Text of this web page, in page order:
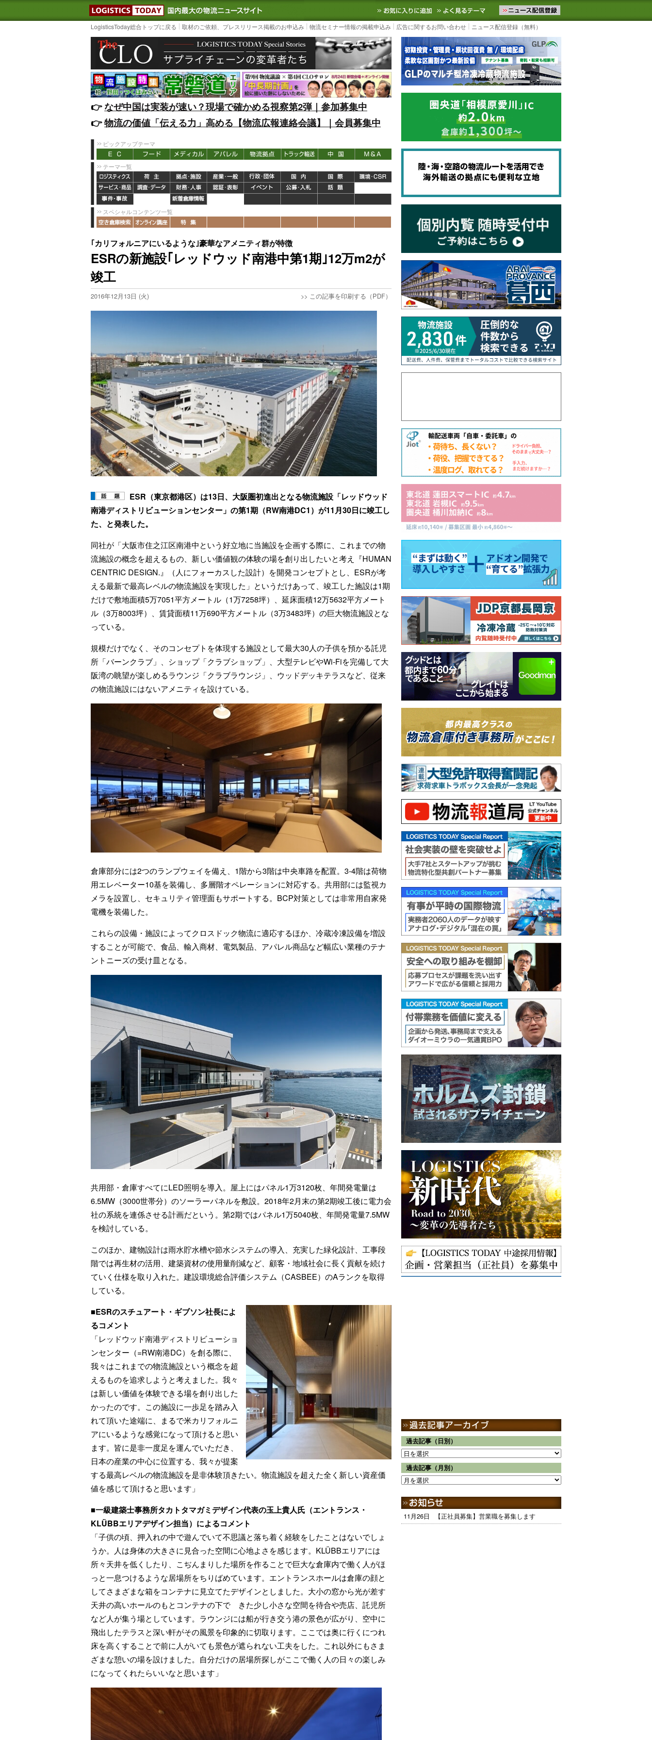
LOGISTICS TODAY｜国内最大の物流ニュースサイト3PL, SCMなど国内外の最新の物流ニュースをお届けします。物流ニュースメール配信を登録す
お気に入りに追加 よく見るテーマ
LogisticsToday総合トップに戻る 取材のご依頼、プレスリリース掲載のお申込み 物流セミナー情報の掲載申込み 広告に関するお問い合わせ ニュース配信登録（無料）
👉️なぜ中国は実装が速い？現場で確かめる視察第2弾｜参加募集中
👉️物流の価値「伝える力」高める【物流広報連絡会議】｜会員募集中
ピックアップテーマ
テーマ一覧
スペシャルコンテンツ一覧
｢カリフォルニアにいるような｣豪華なアメニティ群が特徴
ESRの新施設｢レッドウッド南港中第1期｣12万m2が
竣工
2016年12月13日 (火) >> この記事を印刷する（PDF）
ESR（東京都港区）は13日、大阪圏初進出となる物流施設「レッドウッド
南港ディストリビューションセンター」の第1期（RW南港DC1）が11月30日に竣工し
た、と発表した。
同社が「大阪市住之江区南港中という好立地に当施設を企画する際に、これまでの物
流施設の概念を超えるもの、新しい価値観の体験の場を創り出したいと考え『HUMAN
CENTRIC DESIGN.』（人にフォーカスした設計）を開発コンセプトとし、ESRが考
える最新で最高レベルの物流施設を実現した」というだけあって、竣工した施設は1期
だけで敷地面積5万7051平方メートル（1万7258坪）、延床面積12万5632平方メート
ル（3万8003坪）、賃貸面積11万690平方メートル（3万3483坪）の巨大物流施設とな
っている。
規模だけでなく、そのコンセプトを体現する施設として最大30人の子供を預かる託児
所「バーンクラブ」、ショップ「クラブショップ」、大型テレビやWi-Fiを完備して大
阪湾の眺望が楽しめるラウンジ「クラブラウンジ」、ウッドデッキテラスなど、従来
の物流施設にはないアメニティを設けている。
倉庫部分には2つのランプウェイを備え、1階から3階は中央車路を配置。3-4階は荷物
用エレベーター10基を装備し、多層階オペレーションに対応する。共用部には監視カ
メラを設置し、セキュリティ管理面もサポートする。BCP対策としては非常用自家発
電機を装備した。
これらの設備・施設によってクロスドック物流に適応するほか、冷蔵冷凍設備を増設
することが可能で、食品、輸入商材、電気製品、アパレル商品など幅広い業種のテナ
ントニーズの受け皿となる。
共用部・倉庫すべてにLED照明を導入。屋上にはパネル1万3120枚、年間発電量は
6.5MW（3000世帯分）のソーラーパネルを敷設。2018年2月末の第2期竣工後に電力会
社の系統を連係させる計画だという。第2期ではパネル1万5040枚、年間発電量7.5MW
を検討している。
このほか、建物設計は雨水貯水槽や節水システムの導入、充実した緑化設計、工事段
階では再生材の活用、建築資材の使用量削減など、顧客・地域社会に⻑く貢献を続け
ていく仕様を取り入れた。建設環境総合評価システム（CASBEE）のAランクを取得
している。
■ESRのスチュアート・ギブソン社長によ
るコメント
「レッドウッド南港ディストリビューショ
ンセンター（=RW南港DC）を創る際に、
我々はこれまでの物流施設という概念を超
えるものを追求しようと考えました。我々
は新しい価値を体験できる場を創り出した
かったのです。この施設に一歩足を踏み入
れて頂いた途端に、まるで米カリフォルニ
アにいるような感覚になって頂けると思い
ます。皆に是非一度足を運んでいただき、
日本の産業の中心に位置する、我々が提案
する最高レベルの物流施設を是非体験頂きたい。物流施設を超えた全く新しい資産価
値を感じて頂けると思います」
■一級建築士事務所タカトタマガミデザイン代表の玉上貴人氏（エントランス・
KLÜBBエリアデザイン担当）によるコメント
「子供の頃、押入れの中で遊んでいて不思議と落ち着く経験をしたことはないでしょ
うか。人は身体の大きさに見合った空間に心地よさを感じます。KLÜBBエリアには
所々天井を低くしたり、こぢんまりした場所を作ることで巨大な倉庫内で働く人がほ
っと一息つけるような居場所をちりばめています。エントランスホールは倉庫の顔と
してさまざまな箱をコンテナに見立てたデザインとしました。大小の窓から光が差す
天井の高いホールのもとコンテナの下で゙きた少し小さな空間を待合や売店、託児所
など人が集う場としています。ラウンジには船が行き交う港の景色が広がり、空中に
飛出したテラスと深い軒がその風景を印象的に切取ります。ここでは奥に行くにつれ
床を高くすることで前に人がいても景色が遮られない工夫をした。これ以外にもさま
ざまな憩いの場を設けました。自分だけの居場所探しがここで働く人の日々の楽しみ
になってくれたらいいなと思います」
過去記事（日別）
過去記事（月別）
11月26日 【正社員募集】営業職を募集します